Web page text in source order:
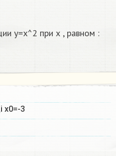
у=х^2 при х , равном :
x0=-3​